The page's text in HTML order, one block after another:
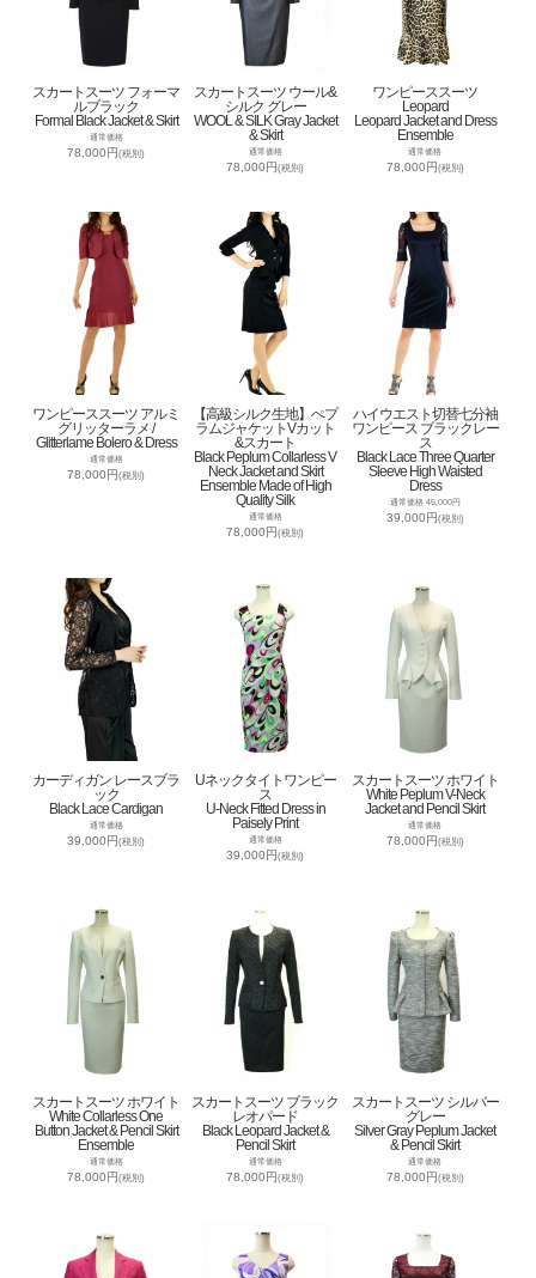
スカートスーツ フォーマ
ルブラック
Formal Black Jacket & Skirt
通常価格
78,000円(税別)
スカートスーツ ウール&
シルク グレー
WOOL & SILK Gray Jacket
& Skirt
通常価格
78,000円(税別)
ワンピーススーツ
Leopard
Leopard Jacket and Dress
Ensemble
通常価格
78,000円(税別)
ワンピーススーツ アルミ
グリッターラメ /
Glitterlame Bolero & Dress
通常価格
78,000円(税別)
【高級シルク生地】ぺプ
ラムジャケットVカット
&スカート
Black Peplum Collarless V
Neck Jacket and Skirt
Ensemble Made of High
Quality Silk
通常価格
78,000円(税別)
ハイウエスト切替七分袖
ワンピース ブラックレー
ス
Black Lace Three Quarter
Sleeve High Waisted
Dress
通常価格 45,000円
39,000円(税別)
カーディガン レースブラ
ック
Black Lace Cardigan
通常価格
39,000円(税別)
Uネックタイトワンピー
ス
U-Neck Fitted Dress in
Paisely Print
通常価格
39,000円(税別)
スカートスーツ ホワイト
White Peplum V-Neck
Jacket and Pencil Skirt
通常価格
78,000円(税別)
スカートスーツ ホワイト
White Collarless One
Button Jacket & Pencil Skirt
Ensemble
通常価格
78,000円(税別)
スカートスーツ ブラック
レオパード
Black Leopard Jacket &
Pencil Skirt
通常価格
78,000円(税別)
スカートスーツ シルバー
グレー
Silver Gray Peplum Jacket
& Pencil Skirt
通常価格
78,000円(税別)